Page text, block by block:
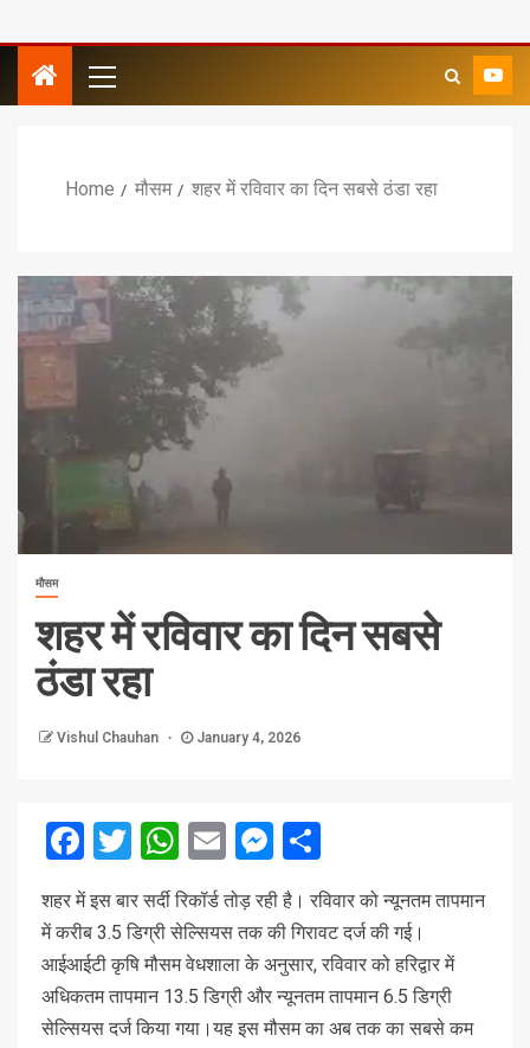
Home मौसम शहर में रविवार का दिन सबसे ठंडा रहा
मौसम
शहर में रविवार का दिन सबसे
ठंडा रहा
Vishul Chauhan January 4, 2026
Facebook
Twitter
WhatsApp
EmailMessenger
शहर में इस बार सर्दी रिकॉर्ड तोड़ रही है। रविवार को न्यूनतम तापमान
में करीब 3.5 डिग्री सेल्सियस तक की गिरावट दर्ज की गई।
आईआईटी कृषि मौसम वेधशाला के अनुसार, रविवार को हरिद्वार में
अधिकतम तापमान 13.5 डिग्री और न्यूनतम तापमान 6.5 डिग्री
सेल्सियस दर्ज किया गया।यह इस मौसम का अब तक का सबसे कम